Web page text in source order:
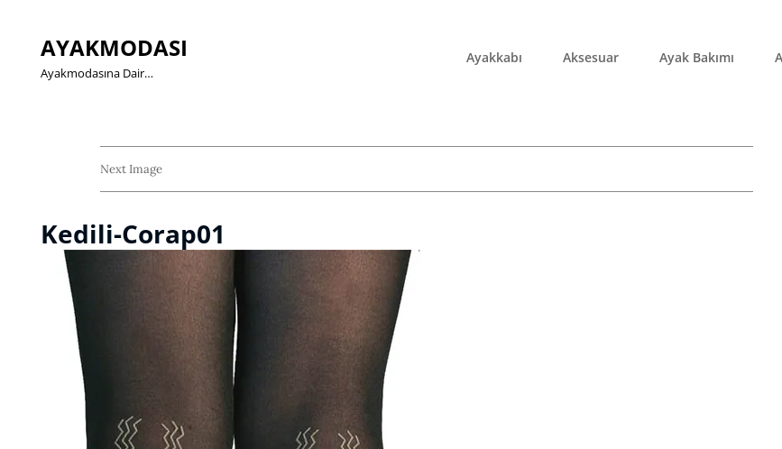
AYAKMODASI
Ayakmodasına Dair…
Ayakkabı Aksesuar Ayak Bakımı
Next Image
Kedili-Corap01